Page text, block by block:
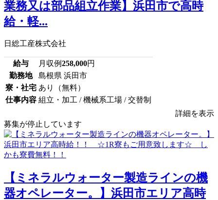
業務又は部品組立作業】浜田市で高時
給・軽...
日総工産株式会社
給与 月収例258,000円
勤務地
島根県 浜田市
寮・社宅 あり（無料）
仕事内容 組立・加工 / 機械系工場 / 交替制
詳細を表示
募集が停止しています
【ミネラルウォーター製造ラインの機
器オペレーター。】浜田市エリア高時